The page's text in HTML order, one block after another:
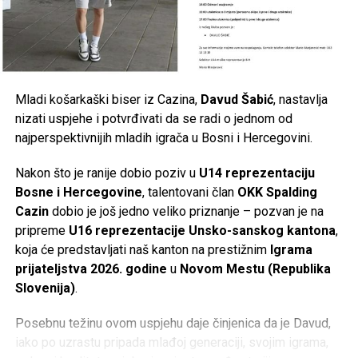
Mladi košarkaški biser iz Cazina, Davud Šabić, nastavlja
nizati uspjehe i potvrđivati da se radi o jednom od
najperspektivnijih mladih igrača u Bosni i Hercegovini.
Nakon što je ranije dobio poziv u U14 reprezentaciju
Bosne i Hercegovine, talentovani član OKK Spalding
Cazindobio je još jedno veliko priznanje – pozvan je na
pripreme U16 reprezentacije Unsko-sanskog kantona,
koja će predstavljati naš kanton na prestižnim Igrama
prijateljstva 2026. godine u Novom Mestu (Republika
Slovenija).
Posebnu težinu ovom uspjehu daje činjenica da je Davud,
iako po uzrastu pripada mlađoj generaciji, svojim igrama,